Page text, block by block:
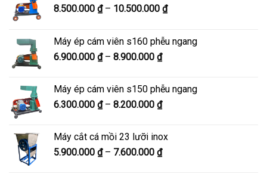
8.500.000 ₫ – 10.500.000 ₫Khoảng
8.500.000 ₫
Máy ép cám viên s160 phễu ngang
6.900.000 ₫ – 8.900.000 ₫Khoảng
6.900.000 ₫
đến
Máy ép cám viên s150 phễu ngang
6.300.000 ₫ – 8.200.000 ₫Khoảng
6.300.000 ₫
đến
Máy cắt cá mồi 23 lưỡi inox
5.900.000 ₫ – 7.600.000 ₫Khoảng